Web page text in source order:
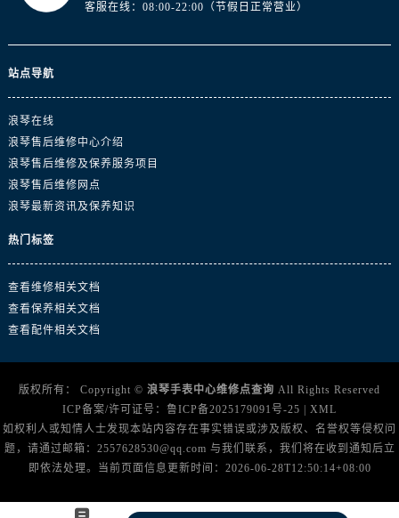
湖北省荆州市荆州区荆中路浪琴售后服务中心（需提前预约）
湖南省湘潭市雨湖区莲城大道浪琴售后服务中心（需提前预约）
湖南省益阳市赫山区桃花仑路浪琴售后服务中心（需提前预约）
湖南省永州市冷水滩区永州大道与中兴路交叉口浪琴售后服务中心（需提前预约）
湖南省岳阳市岳阳楼区东茅岭路浪琴售后服务中心（需提前预约）
客服在线：08:00-22:00（节假日正常营业）
站点导航
浪琴在线
浪琴售后维修中心介绍
浪琴售后维修及保养服务项目
浪琴售后维修网点
浪琴最新资讯及保养知识
热门标签
查看维修相关文档
查看保养相关文档
查看配件相关文档
版权所有： Copyright © 浪琴手表中心维修点查询 All Rights Reserved
ICP备案/许可证号： 鲁ICP备2025179091号-25 | XML
如权利人或知情人士发现本站内容存在事实错误或涉及版权、名誉权等侵权问
题，请通过邮箱：2557628530@qq.com 与我们联系，我们将在收到通知后立
即依法处理。当前页面信息更新时间：2026-06-28T12:50:14+08:00